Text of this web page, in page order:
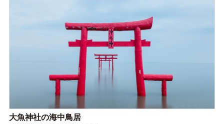
大魚神社の海中鳥居